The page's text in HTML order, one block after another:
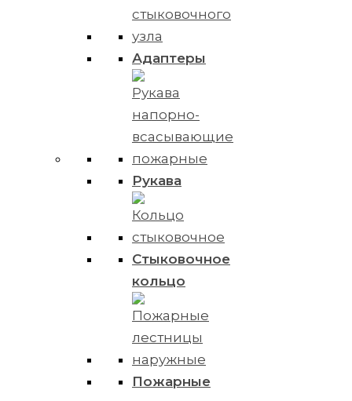
Адаптеры
Рукава
Стыковочное
кольцо
Пожарные